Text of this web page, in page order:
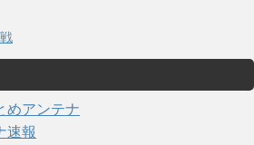
めアンテナ
速報